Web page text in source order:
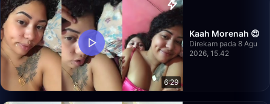
6:29
Kaah Morenah 😍
Direkam pada 8 Agu
2026, 15.42